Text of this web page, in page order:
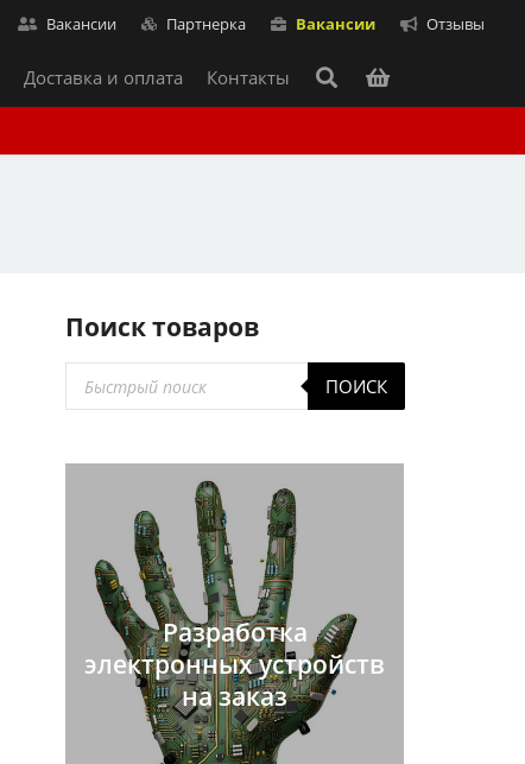
Вакансии Партнерка Вакансии Отзывы
Доставка и оплата Контакты
Поиск товаров
Поиск
товаров
ПОИСК
Разработка
электронных устройств
на заказ